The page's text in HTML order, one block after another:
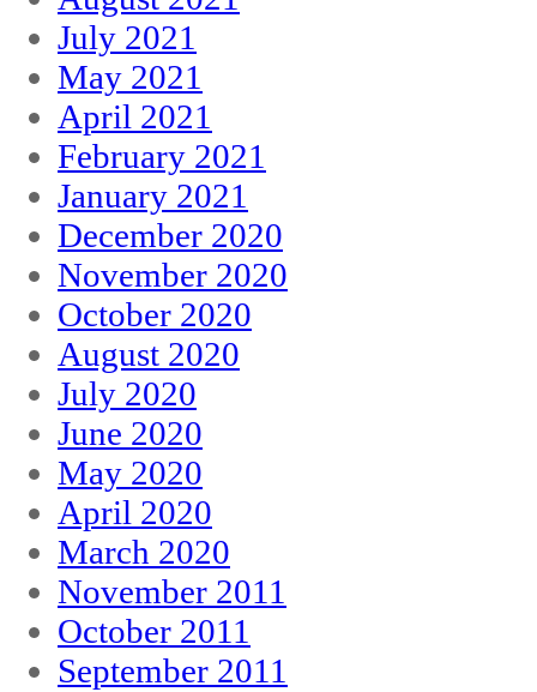
July 2021
May 2021
April 2021
February 2021
January 2021
December 2020
November 2020
October 2020
August 2020
July 2020
June 2020
May 2020
April 2020
March 2020
November 2011
October 2011
September 2011